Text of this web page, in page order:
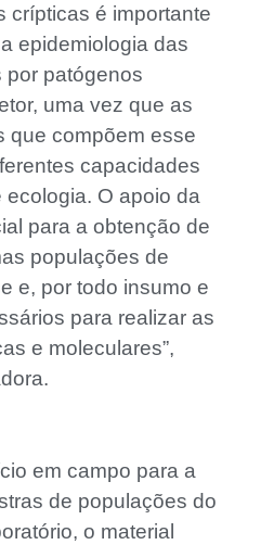
crípticas é importante
epidemiologia das
patógenos
uma vez que as
que compõem esse
capacidades
O apoio da
para a obtenção de
populações de
e, por todo insumo e
para realizar as
e moleculares”,
em campo para a
de populações do
o material